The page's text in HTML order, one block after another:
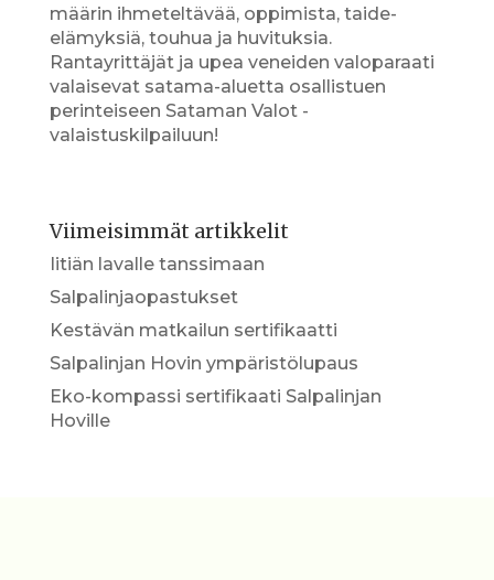
määrin ihmeteltävää, oppimista, taide-
elämyksiä, touhua ja huvituksia.
Rantayrittäjät ja upea veneiden valoparaati
valaisevat satama-aluetta osallistuen
perinteiseen Sataman Valot -
valaistuskilpailuun!
Viimeisimmät artikkelit
Iitiän lavalle tanssimaan
Salpalinjaopastukset
Kestävän matkailun sertifikaatti
Salpalinjan Hovin ympäristölupaus
Eko-kompassi sertifikaati Salpalinjan
Hoville